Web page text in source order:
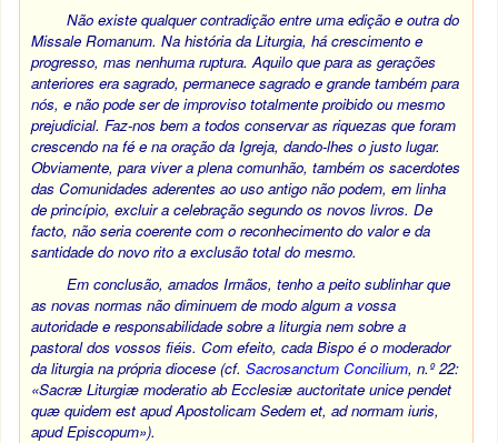
Não existe qualquer contradição entre uma edição e outra do
Missale Romanum. Na história da Liturgia, há crescimento e
progresso, mas nenhuma ruptura. Aquilo que para as gerações
anteriores era sagrado, permanece sagrado e grande também para
nós, e não pode ser de improviso totalmente proibido ou mesmo
prejudicial. Faz-nos bem a todos conservar as riquezas que foram
crescendo na fé e na oração da Igreja, dando-lhes o justo lugar.
Obviamente, para viver a plena comunhão, também os sacerdotes
das Comunidades aderentes ao uso antigo não podem, em linha
de princípio, excluir a celebração segundo os novos livros. De
facto, não seria coerente com o reconhecimento do valor e da
santidade do novo rito a exclusão total do mesmo.
Em conclusão, amados Irmãos, tenho a peito sublinhar que
as novas normas não diminuem de modo algum a vossa
autoridade e responsabilidade sobre a liturgia nem sobre a
pastoral dos vossos fiéis. Com efeito, cada Bispo é o moderador
da liturgia na própria diocese (cf.Sacrosanctum Concilium, n.º 22:
«Sacræ Liturgiæ moderatio ab Ecclesiæ auctoritate unice pendet
quæ quidem est apud Apostolicam Sedem et, ad normam iuris,
apud Episcopum»).